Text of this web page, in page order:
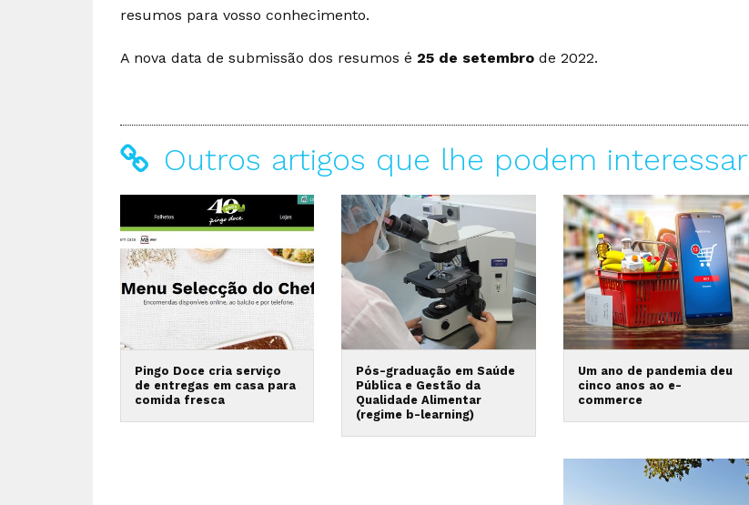
resumos para vosso conhecimento.
A nova data de submissão dos resumos é 25 de setembro de 2022.
Outros artigos que lhe podem interessar
Pingo Doce cria serviço
de entregas em casa para
comida fresca
Pós-graduação em Saúde
Pública e Gestão da
Qualidade Alimentar
(regime b-learning)
Um ano de pandemia deu
cinco anos ao e-
commerce